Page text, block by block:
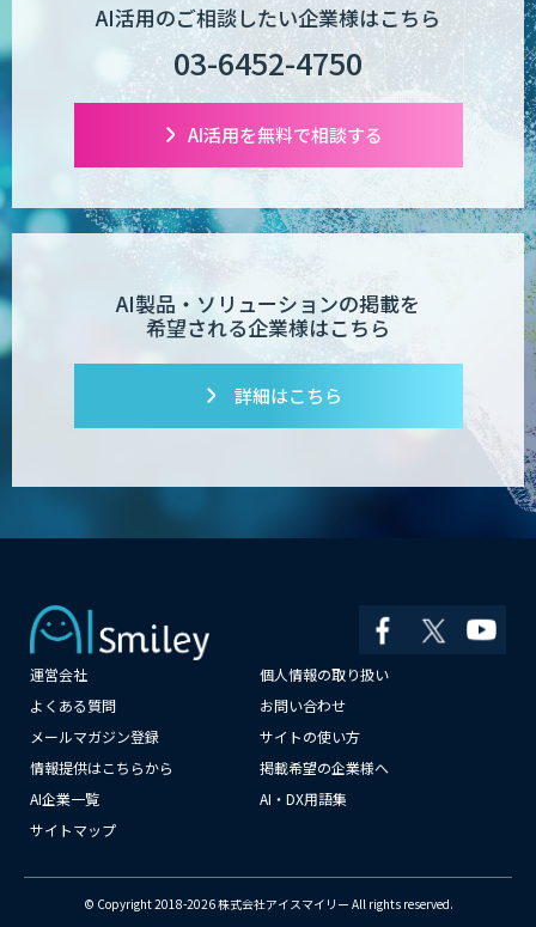
生成AI×業務改善研修 ベーシックプラン
m2view
対話型AI×データ分析で顧客接点を革新
SAMURAI YOSHINA
MµgenGAI
AI活用のご相談したい企業様はこちら
03-6452-4750
AI活用を無料で相談する
AI製品・ソリューションの掲載を
希望される企業様はこちら
詳細はこちら
運営会社
個人情報の取り扱い
よくある質問
お問い合わせ
メールマガジン登録
サイトの使い方
情報提供はこちらから
掲載希望の企業様へ
AI企業一覧
AI・DX用語集
サイトマップ
© Copyright 2018-2026 株式会社アイスマイリー All rights reserved.